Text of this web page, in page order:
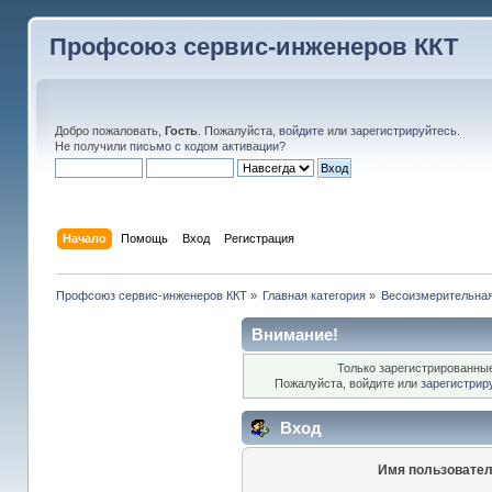
Профсоюз сервис-инженеров ККТ
Добро пожаловать, Гость. Пожалуйста, войдитеили зарегистрируйтесь.
Не получили письмо с кодом активации?
Начало Помощь Вход Регистрация
Профсоюз сервис-инженеров ККТ» Главная категория »
Внимание!
Только
Пожалуйста, войдите или
Вход
Имя